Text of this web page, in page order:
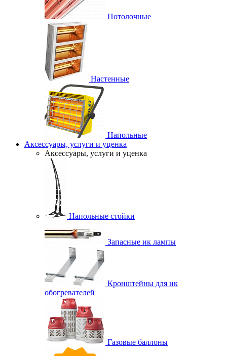
Потолочные
Настенные
Напольные
Аксессуары, услуги и уценка
Аксессуары, услуги и уценка
Напольные стойки
Запасные ик лампы
Кронштейны для ик
обогревателей
Газовые баллоны